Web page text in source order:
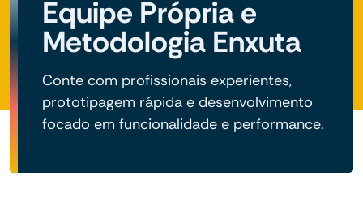
Equipe Própria e
Metodologia Enxuta
Conte com profissionais experientes,
prototipagem rápida e desenvolvimento
focado em funcionalidade e performance.